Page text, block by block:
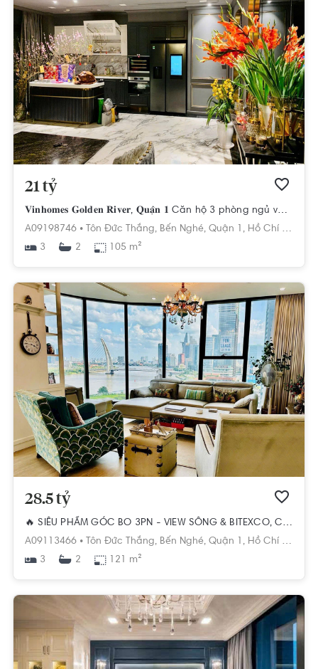
21 tỷ
𝐕𝐢𝐧𝐡𝐨𝐦𝐞𝐬 𝐆𝐨𝐥𝐝𝐞𝐧 𝐑𝐢𝐯𝐞𝐫, 𝐐𝐮𝐚̣̂𝐧 𝟏 Căn hộ 3 phòng ngủ vòng cung view LM81. LH 0768892255
A09198746 •
Tôn Đức Thắng, Bến Nghé, Quận 1, Hồ Chí Minh
3
2 105 m²
28.5 tỷ
🔥 SIÊU PHẨM GÓC BO 3PN - VIEW SÔNG & BITEXCO, CHỈ 28.5 TỶ! 🔥
A09113466 • Tôn Đức Thắng, Bến Nghé, Quận 1, Hồ Chí Minh
3
2 121 m²